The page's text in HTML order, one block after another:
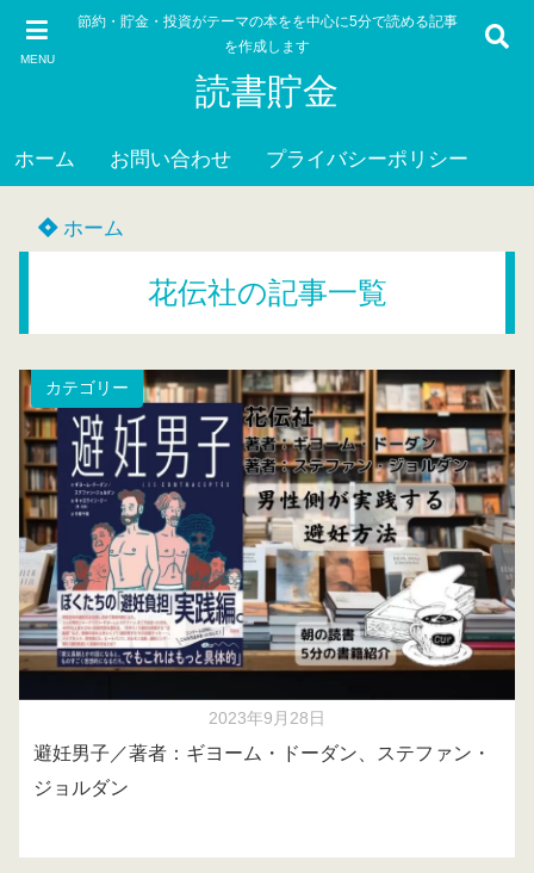
MENU
節約・貯金・投資がテーマの本をを中心に5分で読める記事
を作成します
読書貯金
ホーム お問い合わせ プライバシーポリシー
ホーム
花伝社の記事一覧
カテゴリー
2023年9月28日
避妊男子／著者：ギヨーム・ドーダン、ステファン・
ジョルダン